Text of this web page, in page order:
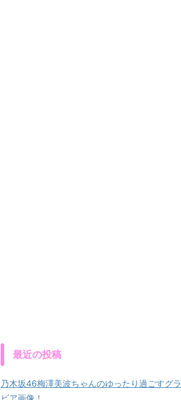
最近の投稿
乃木坂46梅澤美波ちゃんのゆったり過ごすグラ
ビア画像！